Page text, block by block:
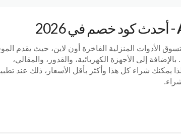
- أحدث كود خصم في 2026
الأدوات المنزلية الفاخرة أون لاين، حيث يقدم
إلى الأجهزة الكهربائية، والقدور، والمقالي،
يمكنك شراء كل هذا وأكثر بأقل الأسعار، ذلك عند